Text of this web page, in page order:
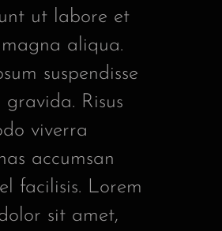
ut labore et
aliqua.
suspendisse
gravida. Risus
viverra
accumsan
facilisis. Lorem
sit amet,